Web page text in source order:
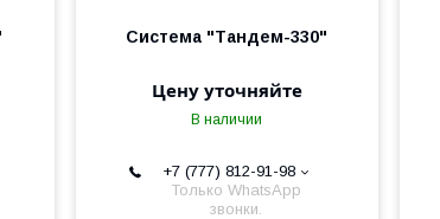
Система "Тандем-330"
Цену уточняйте
В наличии
+7 (777) 812-91-98
Только WhatsApp
звонки.